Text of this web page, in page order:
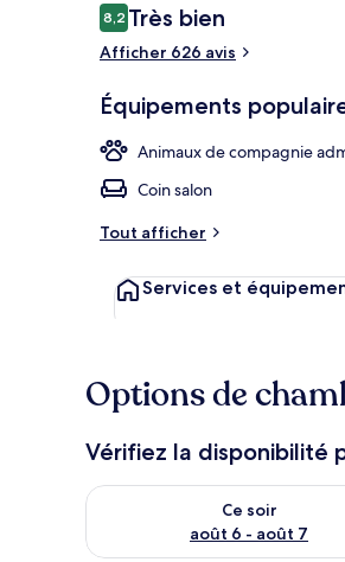
Avis
voyageurs
8,28,2 sur 10
Très bien
Afficher 626 avis
Équipements
Animaux de compagnie
Coin salon
Tout afficher
Services et
Options de
Vérifiez la disponibilité
Ce soir
août 6 - août 7
Vérifier la disponibilité pour